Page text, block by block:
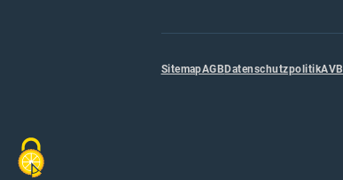
SitemapAGBDatenschutzpolitikAVB